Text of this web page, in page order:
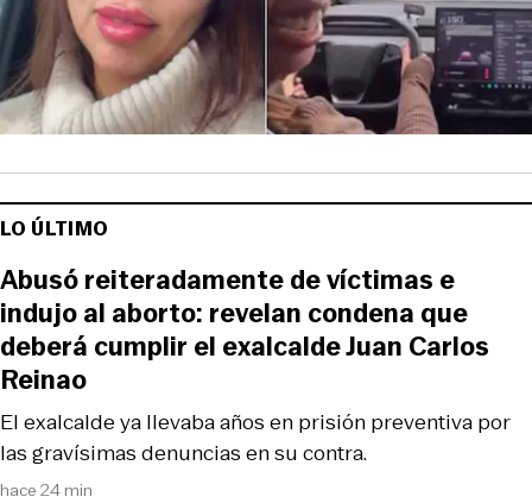
LO ÚLTIMO
hace 24 min
El exalcalde ya llevaba años en prisión preventiva por
las gravísimas denuncias en su contra.
Abusó reiteradamente de víctimas e
indujo al aborto: revelan condena que
deberá cumplir el exalcalde Juan Carlos
Reinao